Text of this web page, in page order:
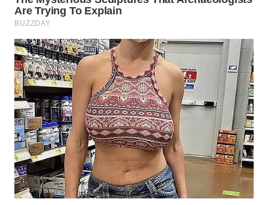
WN
TAPANULI
TENGAH
WN DELI
SERDANG
WN
TEBING
TINGGI
WN
PAKPAK